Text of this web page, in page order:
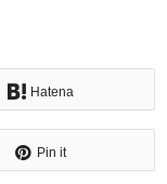
Hatena
Pin it